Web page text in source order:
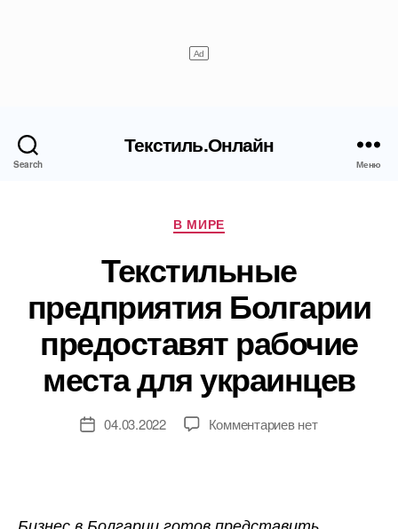
Search
Текстиль.Онлайн
Меню
Рубрики
В МИРЕ
Текстильные
предприятия Болгарии
предоставят рабочие
места для украинцев
Дата04.03.2022 Комментариевк
предоставят
нет
Бизнес в Болгарии готов представить